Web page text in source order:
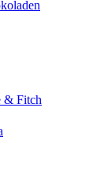
& Fitch